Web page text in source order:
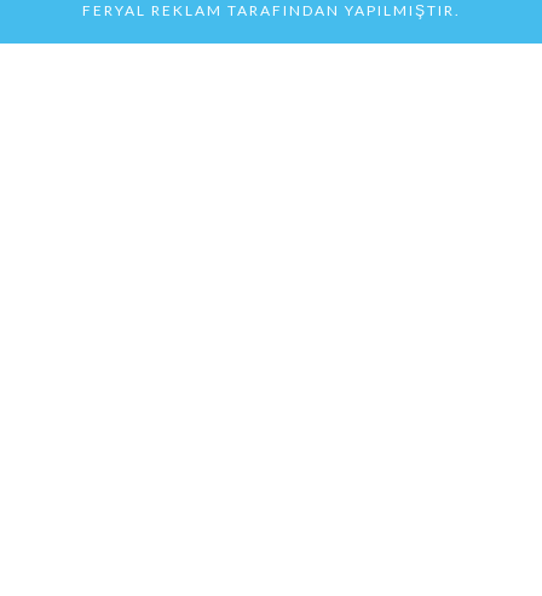
FERYAL REKLAM TARAFINDAN YAPILMIŞTIR.